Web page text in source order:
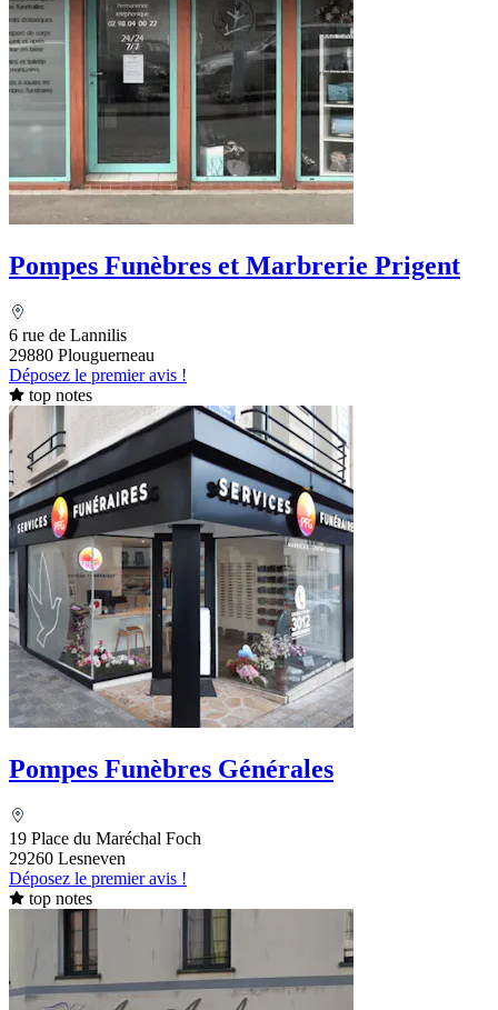
Pompes Funèbres et Marbrerie Prigent
6 rue de Lannilis
29880 Plouguerneau
Déposez le premier avis !
top notes
Pompes Funèbres Générales
19 Place du Maréchal Foch
29260 Lesneven
Déposez le premier avis !
top notes